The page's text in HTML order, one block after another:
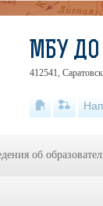
МБУ
412541,
об